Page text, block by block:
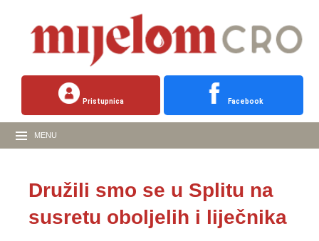
Pristupnica Facebook
MENU
Družili smo se u Splitu na
susretu oboljelih i liječnika